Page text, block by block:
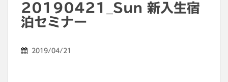
20190421_Sun 新入生宿
泊セミナー
2019/04/21